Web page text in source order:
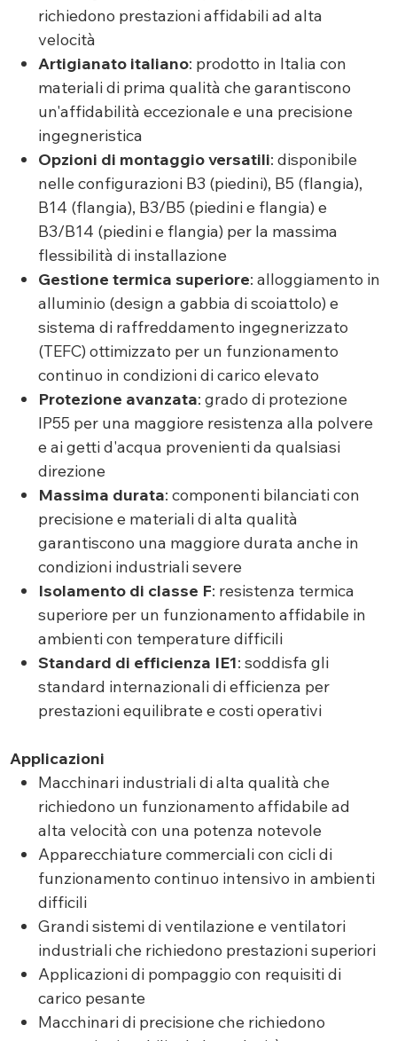
richiedono prestazioni affidabili ad alta
velocità
Artigianato italiano: prodotto in Italia con
materiali di prima qualità che garantiscono
un'affidabilità eccezionale e una precisione
ingegneristica
Opzioni di montaggio versatili: disponibile
nelle configurazioni B3 (piedini), B5 (flangia),
B14 (flangia), B3/B5 (piedini e flangia) e
B3/B14 (piedini e flangia) per la massima
flessibilità di installazione
Gestione termica superiore: alloggiamento in
alluminio (design a gabbia di scoiattolo) e
sistema di raffreddamento ingegnerizzato
(TEFC) ottimizzato per un funzionamento
continuo in condizioni di carico elevato
Protezione avanzata: grado di protezione
IP55 per una maggiore resistenza alla polvere
e ai getti d'acqua provenienti da qualsiasi
direzione
Massima durata: componenti bilanciati con
precisione e materiali di alta qualità
garantiscono una maggiore durata anche in
condizioni industriali severe
Isolamento di classe F: resistenza termica
superiore per un funzionamento affidabile in
ambienti con temperature difficili
Standard di efficienza IE1: soddisfa gli
standard internazionali di efficienza per
prestazioni equilibrate e costi operativi
Applicazioni
Macchinari industriali di alta qualità che
richiedono un funzionamento affidabile ad
alta velocità con una potenza notevole
Apparecchiature commerciali con cicli di
funzionamento continuo intensivo in ambienti
difficili
Grandi sistemi di ventilazione e ventilatori
industriali che richiedono prestazioni superiori
Applicazioni di pompaggio con requisiti di
carico pesante
Macchinari di precisione che richiedono